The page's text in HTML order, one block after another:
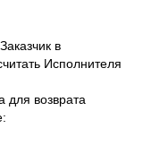
в
Исполнителя
для возврата